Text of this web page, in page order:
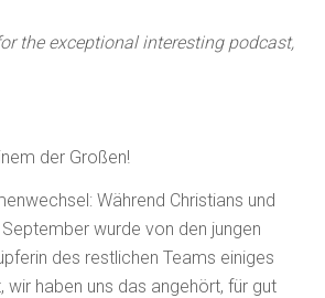
the exceptional interesting podcast,
der Großen!
Während Christians und
wurde von den jungen
des restlichen Teams einiges
wir haben uns das angehört, für gut